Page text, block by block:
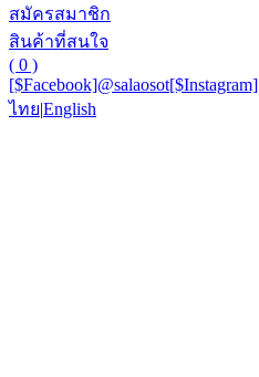
สมัครสมาชิก
สินค้าที่สนใจ
( 0 )
[$Facebook]@salaosot[$Instagram]
ไทย|English